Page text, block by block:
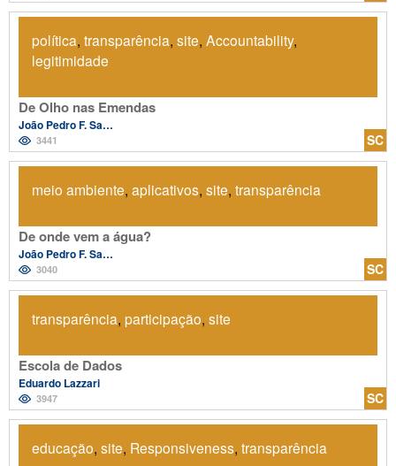
SC
política, transparência, site, Accountability,
legitimidade
De Olho nas Emendas
João Pedro F. Salvador
3441
SC
meio ambiente, aplicativos, site, transparência
De onde vem a água?
João Pedro F. Salvador
3040
SC
transparência, participação, site
Escola de Dados
Eduardo Lazzari
3947
educação, site, Responsiveness, transparência